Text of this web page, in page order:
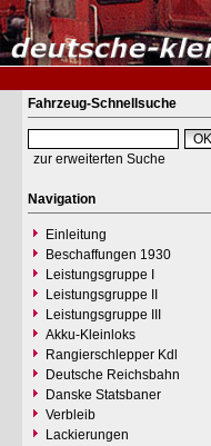
Fahrzeug-Schnellsuche
zur erweiterten Suche
Navigation
Einleitung
Beschaffungen 1930
Leistungsgruppe I
Leistungsgruppe II
Leistungsgruppe III
Akku-Kleinloks
Rangierschlepper Kdl
Deutsche Reichsbahn
Danske Statsbaner
Verbleib
Lackierungen